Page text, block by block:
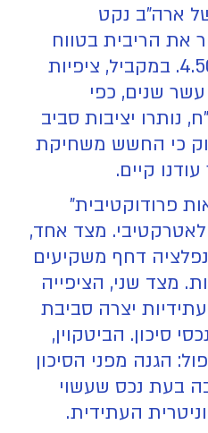
של ארה"ב נקט
את הריבית בטווח
יעד של 4.25% עד 4.50%. במקביל, ציפיות
שנים, כפי
יציבות סביב
לשוק כי החשש משחיקת
קיים.
פרודוקטיבית"
מצד אחד,
דחף משקיעים
מצד שני, הציפייה
יצרה סביבת
סיכון. הביטקוין,
הגנה מפני הסיכון
בעת נכס שעשוי
העתידית.